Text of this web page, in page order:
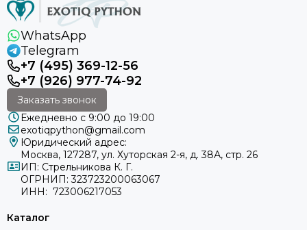
WhatsApp
Telegram
+7 (495) 369-12-56
+7 (926) 977-74-92
Заказать звонок
Ежедневно с 9:00 до 19:00
exotiqpython@gmail.com
Юридический адрес:
Москва, 127287, ул. Хуторская 2-я, д. 38А, стр. 26
ИП: Стрельникова К. Г.
ОГРНИП: 323723200063067
ИНН: 723006217053
Каталог